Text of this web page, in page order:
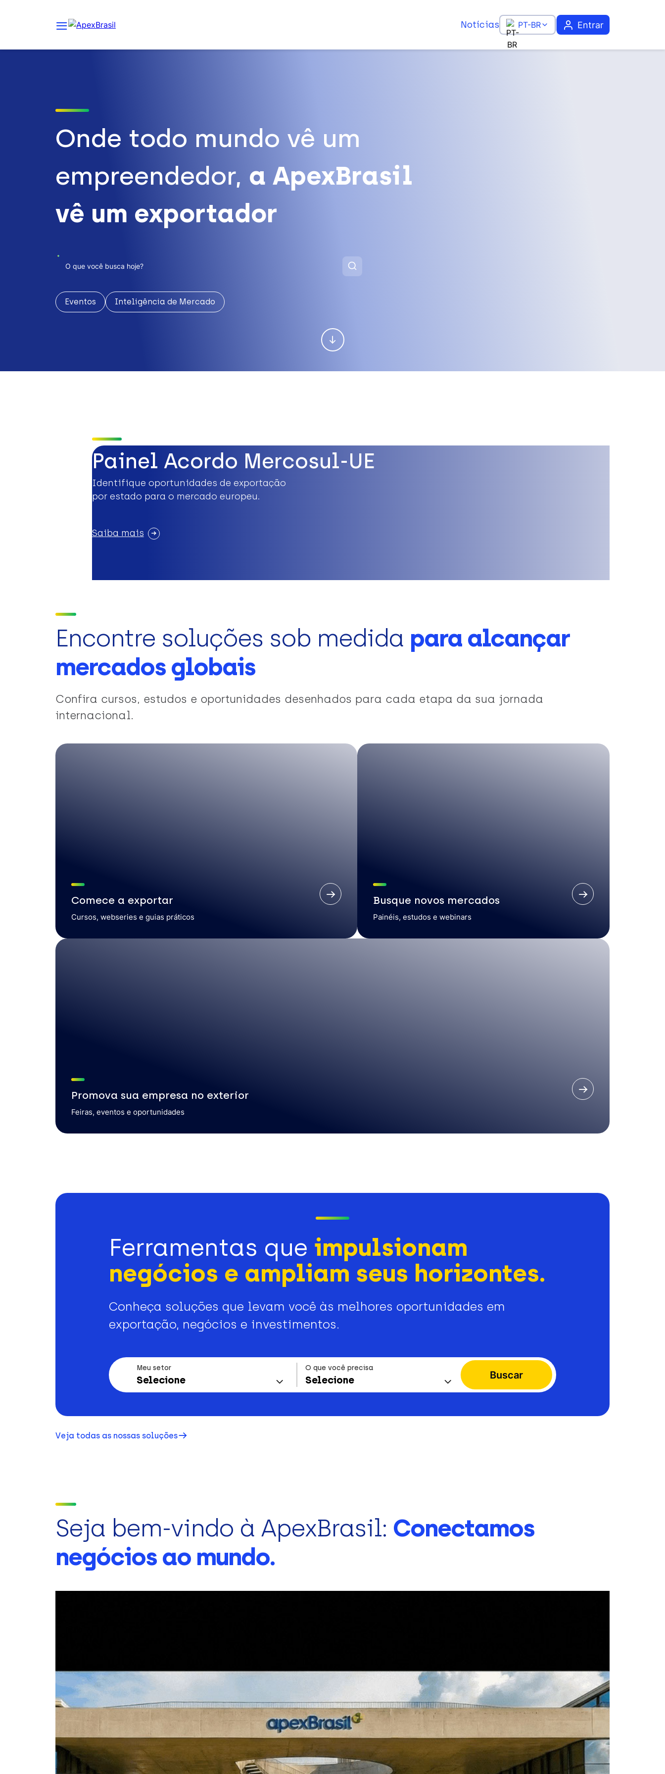
Notícias PT-BR Entrar
Onde todo mundo vê um
empreendedor, a ApexBrasil
vê um exportador
Eventos Inteligência de Mercado
Painel Acordo Mercosul-UE
Identifique oportunidades de exportação
por estado para o mercado europeu.
Saiba mais
Encontre soluções sob medida para alcançar
mercados globais
Confira cursos, estudos e oportunidades desenhados para cada etapa da sua jornada
internacional.
Comece a exportar
Cursos, webseries e guias práticos
Busque novos mercados
Painéis, estudos e webinars
Promova sua empresa no exterior
Feiras, eventos e oportunidades
Ferramentas que impulsionam
negócios e ampliam seus horizontes.
Conheça soluções que levam você às melhores oportunidades em
exportação, negócios e investimentos.
Meu setor
Selecione
O que você precisa
Selecione Buscar
Veja todas as nossas soluções
Seja bem-vindo à ApexBrasil: Conectamos
negócios ao mundo.